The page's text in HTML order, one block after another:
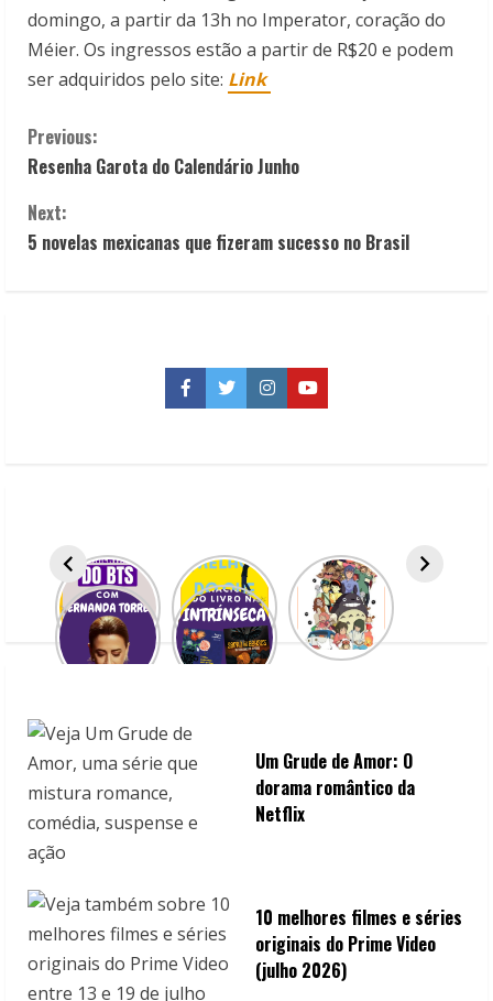
domingo, a partir da 13h no Imperator, coração do
Méier. Os ingressos estão a partir de R$20 e podem
ser adquiridos pelo site: Link
C
o
n
n
g
Previous:
Resenha Garota do Calendário Junho
Next:
5 novelas mexicanas que fizeram sucesso no Brasil
Facebook
TwitterInstagramYouTube
Um Grude de Amor: O
dorama romântico da
Netflix
10 melhores filmes e séries
originais do Prime Video
(julho 2026)